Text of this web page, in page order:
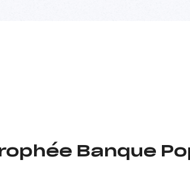
Banque